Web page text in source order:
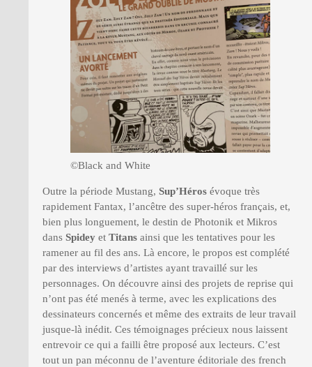
©Black and White
Outre la période Mustang, Sup’Héros évoque très
rapidement Fantax, l’ancêtre des super-héros français, et,
bien plus longuement, le destin de Photonik et Mikros
dans Spidey et Titans ainsi que les tentatives pour les
ramener au fil des ans. Là encore, le propos est complété
par des interviews d’artistes ayant travaillé sur les
personnages. On découvre ainsi des projets de reprise qui
n’ont pas été menés à terme, avec les explications des
dessinateurs concernés et même des extraits de leur travail
jusque-là inédit. Ces témoignages précieux nous laissent
entrevoir ce qui a failli être proposé aux lecteurs. C’est
tout un pan méconnu de l’aventure éditoriale des french